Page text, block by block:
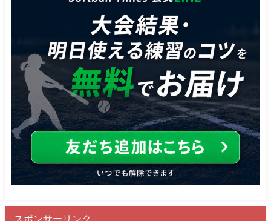
スポンサーリンク